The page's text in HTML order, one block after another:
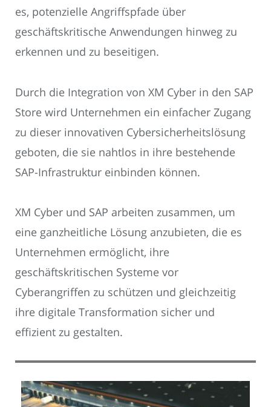
es, potenzielle Angriffspfade über
geschäftskritische Anwendungen hinweg zu
erkennen und zu beseitigen.
Durch die Integration von XM Cyber in den SAP
Store wird Unternehmen ein einfacher Zugang
zu dieser innovativen Cybersicherheitslösung
geboten, die sie nahtlos in ihre bestehende
SAP-Infrastruktur einbinden können.
XM Cyber und SAP arbeiten zusammen, um
eine ganzheitliche Lösung anzubieten, die es
Unternehmen ermöglicht, ihre
geschäftskritischen Systeme vor
Cyberangriffen zu schützen und gleichzeitig
ihre digitale Transformation sicher und
effizient zu gestalten.